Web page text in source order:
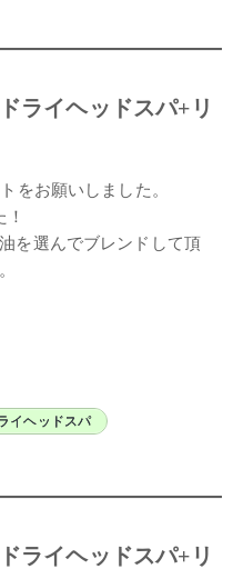
ライヘッドスパ+リ
をお願いしました。
を選んでブレンドして頂
イヘッドスパ
ライヘッドスパ+リ